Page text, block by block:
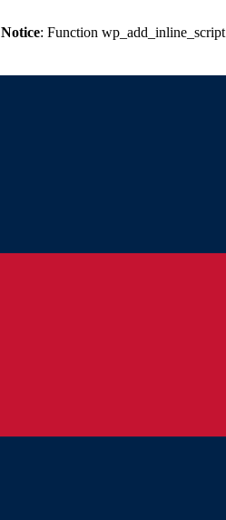
Notice: Function